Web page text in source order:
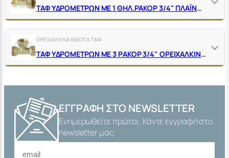
ΤΑΦ ΥΔΡΟΜΕΤΡΩΝ ME 1 ΘΗΛ.ΡΑΚΟΡ 3/4" ΠΛΑΪΝΟ ΟΡΕΙΧΑΛΚΙΝΟ
ΟΡΕΙΧΑΛΚΙΝΑ ΒΙΔΩΤΑ ΤΑΦ
ΤΑΦ ΥΔΡΟΜΕΤΡΩΝ ΜΕ 3 ΡΑΚΟΡ 3/4" ΟΡΕΙΧΑΛΚΙΝΑ ΚΙΤΡΙΝΑ
ΕΓΓΡΑΦΉ ΣΤΟ NEWSLETTER
Ενημερωθείτε πρώτοι. Κάντε εγγραφή στο
newsletter μας.